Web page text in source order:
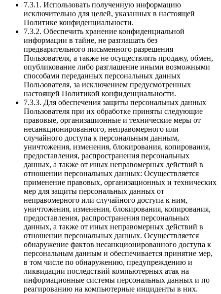
7.3.1. Использовать полученную информацию
исключительно для целей, указанных в настоящей
Политике конфиденциальности.
7.3.2. Обеспечить хранение конфиденциальной
информации в тайне, не разглашать без
предварительного письменного разрешения
Пользователя, а также не осуществлять продажу, обмен,
опубликование либо разглашение иными возможными
способами переданных персональных данных
Пользователя, за исключением предусмотренных
настоящей Политикой конфиденциальности.
7.3.3. Для обеспечения защиты персональных данных
Пользователя при их обработке приняты следующие
правовые, организационные и технические меры от
несанкционированного, неправомерного или
случайного доступа к персональным данным,
уничтожения, изменения, блокирования, копирования,
предоставления, распространения персональных
данных, а также от иных неправомерных действий в
отношении персональных данных: Осуществляется
применение правовых, организационных и технических
мер для защиты персональных данных от
неправомерного или случайного доступа к ним,
уничтожения, изменения, блокирования, копирования,
предоставления, распространения персональных
данных, а также от иных неправомерных действий в
отношении персональных данных. Осуществляется
обнаружение фактов несанкционированного доступа к
персональным данным и обеспечивается принятие мер,
в том числе по обнаружению, предупреждению и
ликвидации последствий компьютерных атак на
информационные системы персональных данных и по
реагированию на компьютерные инциденты в них.